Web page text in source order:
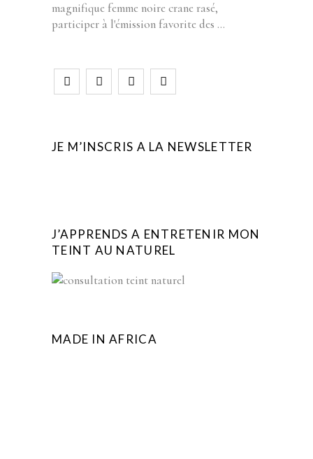
magnifique femme noire crane rasé,
participer à l'émission favorite des
JE M’INSCRIS A LA NEWSLETTER
J’APPRENDS A ENTRETENIR MON
TEINT AU NATUREL
MADE IN AFRICA